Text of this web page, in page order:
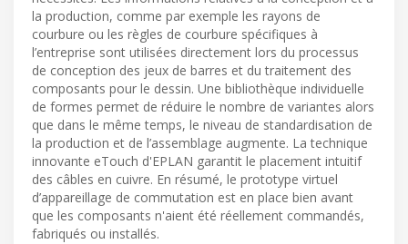
la production, comme par exemple les rayons de
courbure ou les règles de courbure spécifiques à
l’entreprise sont utilisées directement lors du processus
de conception des jeux de barres et du traitement des
composants pour le dessin. Une bibliothèque individuelle
de formes permet de réduire le nombre de variantes alors
que dans le même temps, le niveau de standardisation de
la production et de l’assemblage augmente. La technique
innovante eTouch d'EPLAN garantit le placement intuitif
des câbles en cuivre. En résumé, le prototype virtuel
d’appareillage de commutation est en place bien avant
que les composants n'aient été réellement commandés,
fabriqués ou installés.